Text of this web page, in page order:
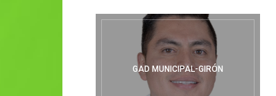
GAD MUNICIPAL-GIRÓN